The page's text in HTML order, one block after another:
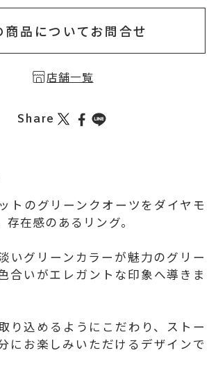
商品についてお問合せ
店舗一覧
Share
トのグリーンクオーツをダイヤモ
存在感のあるリング。
いグリーンカラーが魅力のグリー
合いがエレガントな印象へ導きま
り込めるようにこだわり、ストー
にお楽しみいただけるデザインで